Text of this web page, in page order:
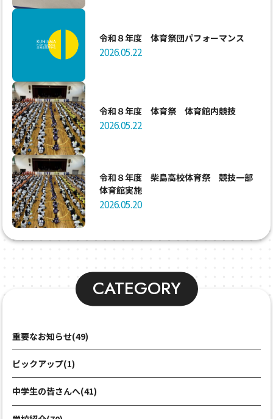
令和８年度 体育祭団パフォーマンス
2026.05.22
令和８年度 体育祭 体育館内競技
2026.05.22
令和８年度 柴島高校体育祭 競技一部
体育館実施
2026.05.20
CATEGORY
重要なお知らせ(49)
ピックアップ(1)
中学生の皆さんへ(41)